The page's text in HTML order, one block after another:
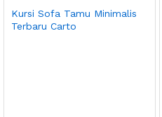
Kursi Sofa Tamu Minimalis
Terbaru Carto